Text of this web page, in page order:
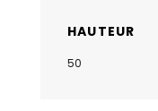
HAUTEUR
50